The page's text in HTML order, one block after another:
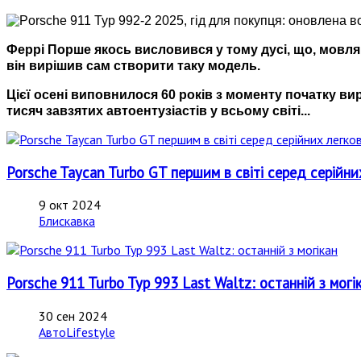
Феррі Порше якось висловився у тому дусі, що,
він вирішив сам створити таку модель.
Цієї осені виповнилося 60 років з моменту початку
тисяч завзятих автоентузіастів у всьому світі...
Porsche Taycan Turbo GT першим в світі серед
9 окт 2024
Блискавка
Porsche 911 Turbo Typ 993 Last Waltz: останній з
30 сен 2024
АвтоLifestyle